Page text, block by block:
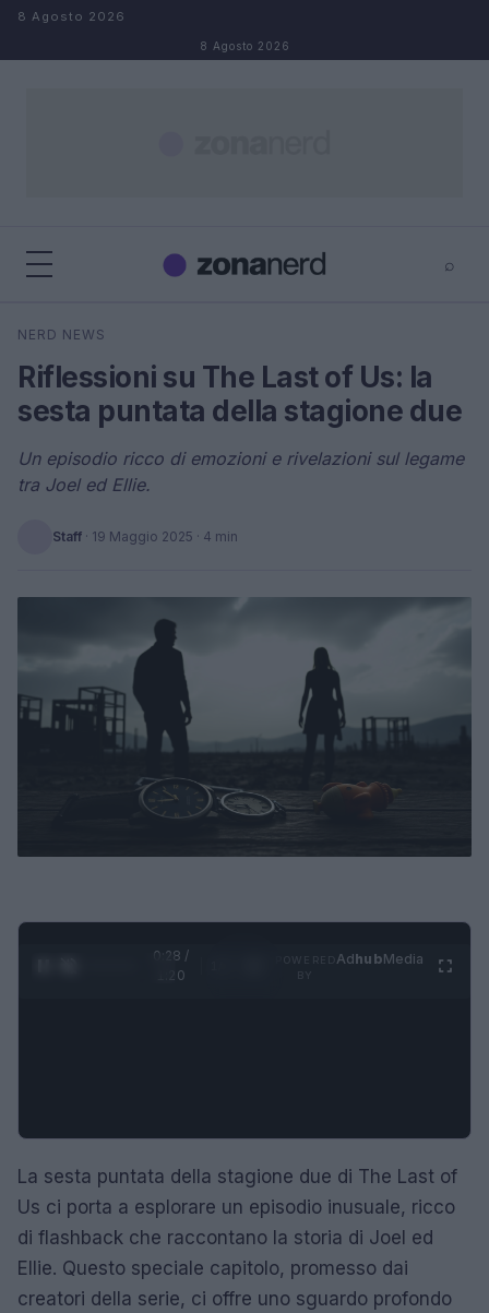
Salta al contenuto
8 Agosto 2026
8 Agosto 2026
⌕
Cerca
NERD NEWS
Riflessioni su The Last of Us: la
sesta puntata della stagione due
Un episodio ricco di emozioni e rivelazioni sul legame
tra Joel ed Ellie.
Staff · 19 Maggio 2025 · 4 min
0:29 /
1:20
AdhubMedia
La sesta puntata della stagione due di The Last of
Us ci porta a esplorare un episodio inusuale, ricco
di flashback che raccontano la storia di Joel ed
Ellie. Questo speciale capitolo, promesso dai
creatori della serie, ci offre uno sguardo profondo